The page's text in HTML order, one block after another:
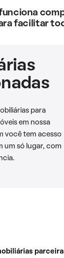
facilitar
para
em nossa
você tem acesso
um só lugar, com